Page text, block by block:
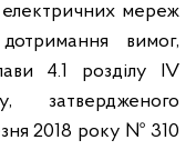
мереж
вимог,
4.1 розділу IV
затвердженого
2018 року № 310